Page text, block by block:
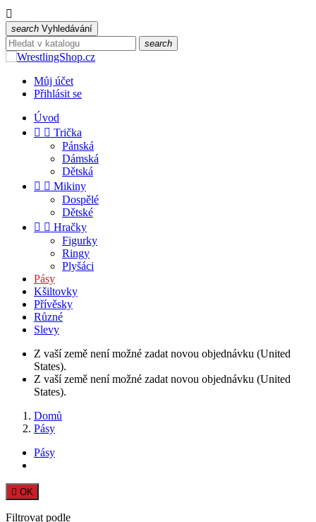

search Vyhledávání
search
Můj účet
Přihlásit se
Úvod
  Trička
Pánská
Dámská
Dětská
  Mikiny
Dospělé
Dětské
  Hračky
Figurky
Ringy
Plyšáci
Pásy
Kšiltovky
Přívěsky
Různé
Slevy
Z vaší země není možné zadat novou objednávku (United
States).
Z vaší země není možné zadat novou objednávku (United
States).
Domů
Pásy
Pásy
 OK
Filtrovat podle